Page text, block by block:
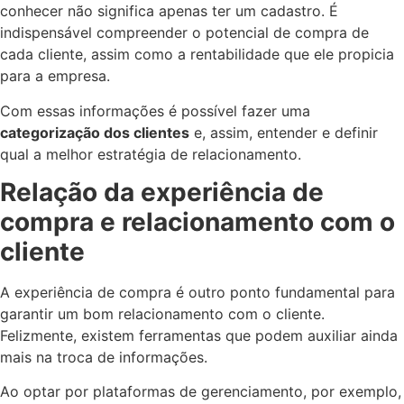
conhecer não significa apenas ter um cadastro. É
indispensável compreender o potencial de compra de
cada cliente, assim como a rentabilidade que ele propicia
para a empresa.
Com essas informações é possível fazer uma
categorização dos clientes e, assim, entender e definir
qual a melhor estratégia de relacionamento.
Relação da experiência de
compra e relacionamento com o
cliente
A experiência de compra é outro ponto fundamental para
garantir um bom relacionamento com o cliente.
Felizmente, existem ferramentas que podem auxiliar ainda
mais na troca de informações.
Ao optar por plataformas de gerenciamento, por exemplo,